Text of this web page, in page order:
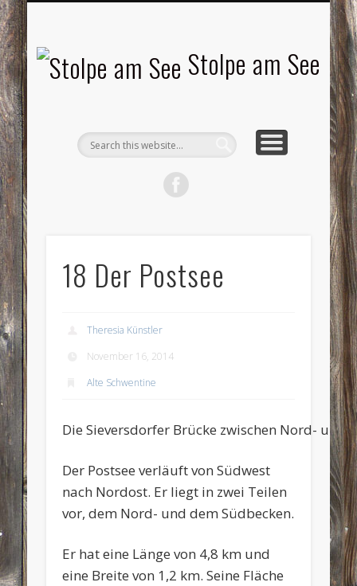
Stolpe am See
18 Der Postsee
Theresia Künstler
November 16, 2014
Alte Schwentine
Die Sieversdorfer Brücke zwischen Nord- und
Der Postsee verläuft von Südwest
nach Nordost. Er liegt in zwei Teilen
vor, dem Nord- und dem Südbecken.
Er hat eine Länge von 4,8 km und
eine Breite von 1,2 km. Seine Fläche